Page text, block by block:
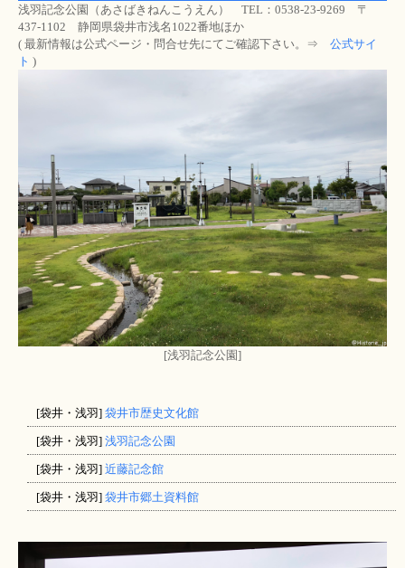
浅羽記念公園（あさばきねんこうえん） TEL：0538-23-9269 〒
437-1102 静岡県袋井市浅名1022番地ほか
( 最新情報は公式ページ・問合せ先にてご確認下さい。⇒ 公式サイ
ト )
[浅羽記念公園]
[袋井・浅羽] 袋井市歴史文化館
[袋井・浅羽] 浅羽記念公園
[袋井・浅羽] 近藤記念館
[袋井・浅羽] 袋井市郷土資料館